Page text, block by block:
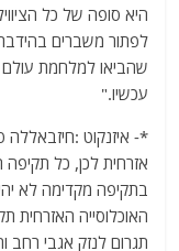
היא סופה של כל
לפתור משברים
שהביאו למלחמת
עכשיו."
*- איזנקוט :חיזבאללה
אזרחית לכן, כל
בתקיפה מקדימה לא
האוכלוסייה האזרחית
תגרום לנזק אגבי רחב